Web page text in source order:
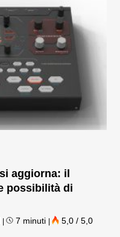
aggiorna: il
possibilità di
| 7 minuti | 5,0 / 5,0